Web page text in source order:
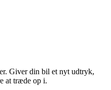
Giver din bil et nyt udtryk,
at træde op i.